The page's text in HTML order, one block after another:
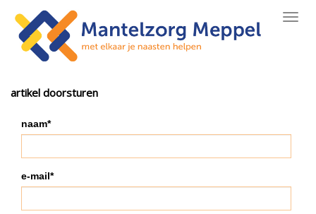
artikel doorsturen
naam*
e-mail*